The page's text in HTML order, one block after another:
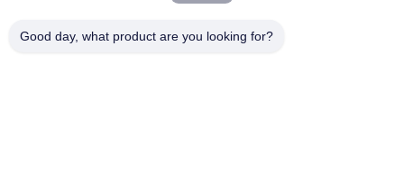
Дом
Продукты
Good day, what product are you looking for?